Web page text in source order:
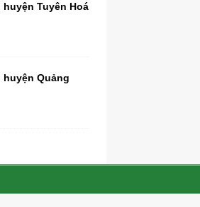
huyện Tuyên Hoá
huyện Quảng